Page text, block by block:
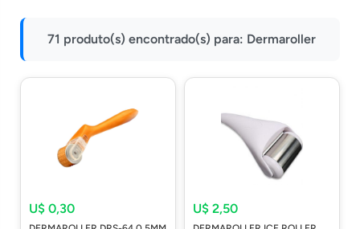
Onu Epon
71 produto(s) encontrado(s) para: Dermaroller
U$ 0,30 U$ 2,50